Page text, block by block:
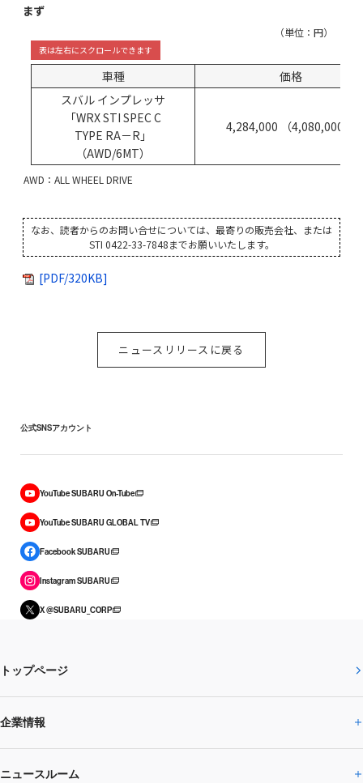
まず
（単位：円）
車種
価格
スバル インプレッサ
「WRX STI SPEC C
TYPE RA－R」
（AWD/6MT）
4,284,000 （4,080,000）
AWD：ALL WHEEL DRIVE
なお、読者からのお問い合せについては、最寄りの販売会社、または
STI 0422-33-7848までお願いいたします。
[PDF/320KB]
ニュースリリースに戻る
公式SNSアカウント
YouTube SUBARU On-Tube
YouTube SUBARU GLOBAL TV
Facebook SUBARU
Instagram SUBARU
X @SUBARU_CORP
トップページ
企業情報
企業情報トップ
ニュースルーム